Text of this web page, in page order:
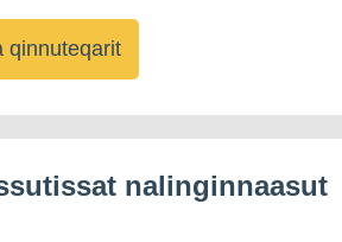
qinnuteqarit
nalinginnaasut